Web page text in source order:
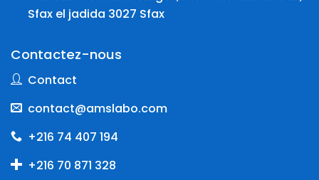
Sfax el jadida 3027 Sfax
Contactez-nous
Contact
contact@amslabo.com
+216 74 407 194
+216 70 871 328